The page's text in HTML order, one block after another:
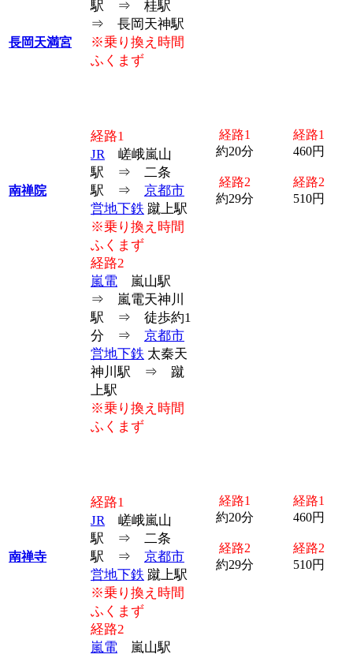
長岡天満宮
駅 ⇒ 桂駅
⇒ 長岡天神駅
※乗り換え時間
ふくまず
南禅院
経路1
JR 嵯峨嵐山
駅 ⇒ 二条
駅 ⇒ 京都市
営地下鉄 蹴上駅
※乗り換え時間
ふくまず
経路2
嵐電 嵐山駅
⇒ 嵐電天神川
駅 ⇒ 徒歩約1
分 ⇒ 京都市
営地下鉄 太秦天
神川駅 ⇒ 蹴
上駅
※乗り換え時間
ふくまず
経路1
約20分
経路2
約29分
経路1
460円
経路2
510円
南禅寺
経路1
JR 嵯峨嵐山
駅 ⇒ 二条
駅 ⇒ 京都市
営地下鉄 蹴上駅
※乗り換え時間
ふくまず
経路2
嵐電 嵐山駅
経路1
約20分
経路2
約29分
経路1
460円
経路2
510円